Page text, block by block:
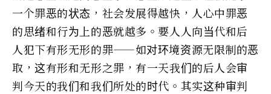
一个罪恶的状态，社会发展得越快，人心中罪恶
的思绪和行为上的恶就越多。要人人向当代和后
人犯下有形无形的罪——如对环境资源无限制的恶
取，这有形和无形之罪，有一天我们的后人会审
判今天的我们和我们所处的时代。其实这种审判